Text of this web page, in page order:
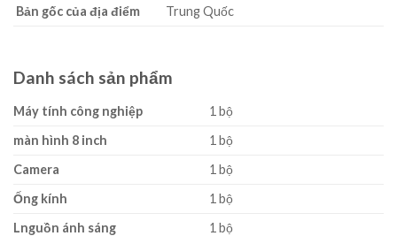
Bản gốc của địa điểm
Trung Quốc
Danh sách sản phẩm
Máy tính công nghiệp
1 bộ
màn hình 8 inch
1 bộ
Camera
1 bộ
Ống kính
1 bộ
Lnguồn ánh sáng
1 bộ